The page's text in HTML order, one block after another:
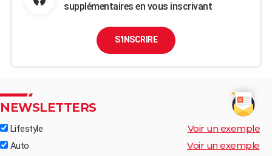
supplémentaires en vous inscrivant
S'INSCRIRE
NEWSLETTERS
Lifestyle Voir un exemple
Auto Voir un exemple